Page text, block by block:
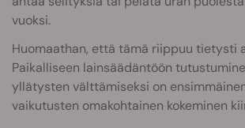
vuoksi.
Huomaathan, että tämä riippuu tietysti
Paikalliseen lainsäädäntöön
yllätysten välttämiseksi on
vaikutusten omakohtainen kokeminen